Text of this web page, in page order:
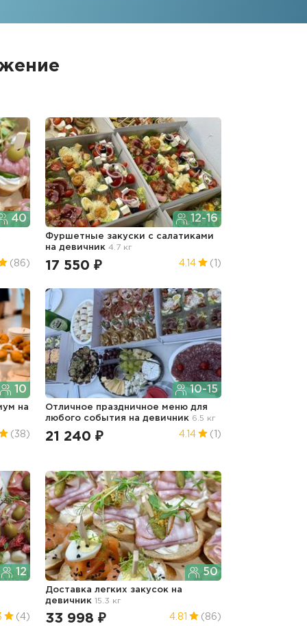
40
(86)
12-16
Фуршетные закуски с салатиками
на девичник 4.7 кг
17 550 ₽ 4.14 (1)
10
на
(38)
10-15
Отличное праздничное меню для
любого события
на девичник 6.5 кг
21 240 ₽ 4.14 (1)
12
(4)
50
Доставка легких закусок на
девичник 15.3 кг
33 998 ₽ 4.81 (86)